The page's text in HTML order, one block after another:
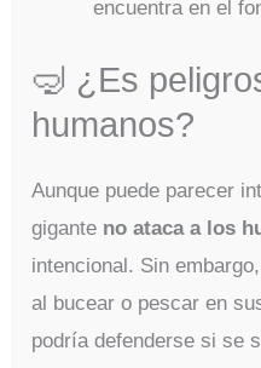
encuentra en el
🤿 ¿Es
humanos?
Aunque puede parecer
gigante no ataca a los
intencional. Sin
al bucear o pescar en
podría defenderse si se